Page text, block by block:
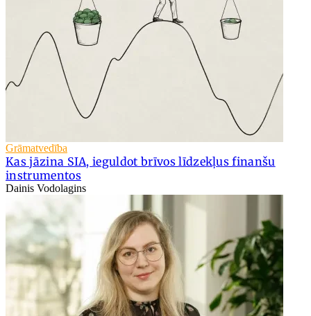
Grāmatvedība
Kas jāzina SIA, ieguldot brīvos līdzekļus finanšu
instrumentos
Dainis Vodolagins